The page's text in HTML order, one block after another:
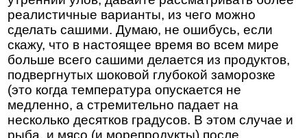
реалистичные варианты, из чего можно
сделать сашими. Думаю, не ошибусь, если
скажу, что в настоящее время во всем мире
больше всего сашими делается из продуктов,
подвергнутых шоковой глубокой заморозке
(это когда температура опускается не
медленно, а стремительно падает на
несколько десятков градусов. В этом случае и
рыба, и мясо (и морепродукты) после